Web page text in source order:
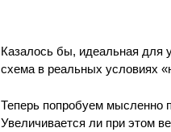
Казалось бы, идеальная для
схема в реальных условиях
Теперь попробуем мысленно
Увеличивается ли при этом